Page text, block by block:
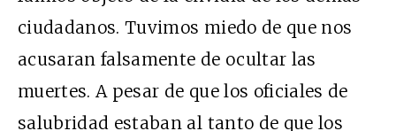
ciudadanos. Tuvimos miedo de que nos
acusaran falsamente de ocultar las
muertes. A pesar de que los oficiales de
salubridad estaban al tanto de que los